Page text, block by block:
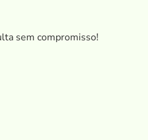
sem compromisso!